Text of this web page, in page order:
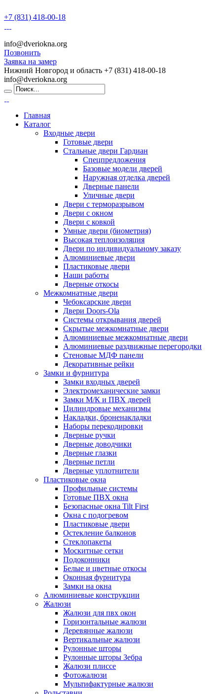
+7 (831) 418-00-18
info@dveriokna.org
Позвонить
Заявка на замер
Нижний Новгород и область +7 (831) 418-00-18
info@dveriokna.org
Главная
Каталог
Входные двери
Готовые двери
Стальные двери Гардиан
Спецпредложения
Базовые модели дверей
Наружная отделка дверей
Дверные панели
Уличные двери
Двери с терморазрывом
Двери с окном
Двери с ковкой
Умные двери (биометрия)
Высокая теплоизоляция
Двери по индивидуальному заказу
Алюминиевые двери
Пластиковые двери
Наши работы
Дверные откосы
Межкомнатные двери
Чебоксарские двери
Двери Doors-Ola
Системы открывания дверей
Скрытые межкомнатные двери
Алюминиевые межкомнатные двери
Алюминиевые раздвижные перегородки
Стеновые МДФ панели
Декоративные рейки
Замки и фурнитура
Замки входных дверей
Электромеханические замки
Замки М/К и ПВХ дверей
Цилиндровые механизмы
Накладки, броненакладки
Наборы перекодировки
Дверные ручки
Дверные доводчики
Дверные глазки
Дверные петли
Дверные уплотнители
Пластиковые окна
Профильные системы
Готовые ПВХ окна
Безопасные окна Tilt First
Окна с подогревом
Пластиковые двери
Остекление балконов
Стеклопакеты
Москитные сетки
Подоконники
Белые и цветные откосы
Оконная фурнитура
Замки на окна
Алюминиевые конструкции
Жалюзи
Жалюзи для пвх окон
Горизонтальные жалюзи
Деревянные жалюзи
Вертикальные жалюзи
Рулонные шторы
Рулонные шторы Зебра
Жалюзи плиссе
Фотожалюзи
Мультифактурные жалюзи